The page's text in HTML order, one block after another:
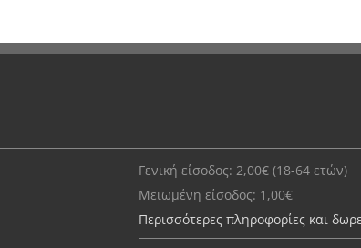
Γενική είσοδος: 2,00€ (18-64 ετών)
Μειωμένη είσοδος: 1,00€
Περισσότερες πληροφορίες και